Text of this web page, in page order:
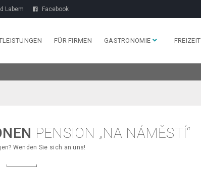
Labem Facebook
FÜR FIRMEN GASTRONOMIE FREIZEIT
PENSION „NA NÁMĚSTÍ“
Wenden Sie sich an uns!